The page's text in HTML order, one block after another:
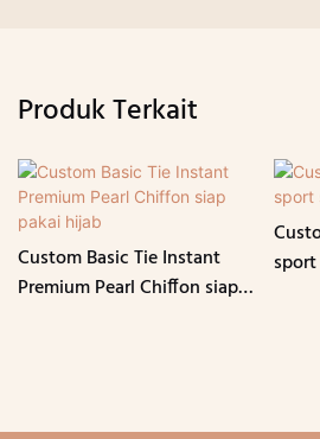
Produk Terkait
Custom Basic Tie Instant
Premium Pearl Chiffon siap